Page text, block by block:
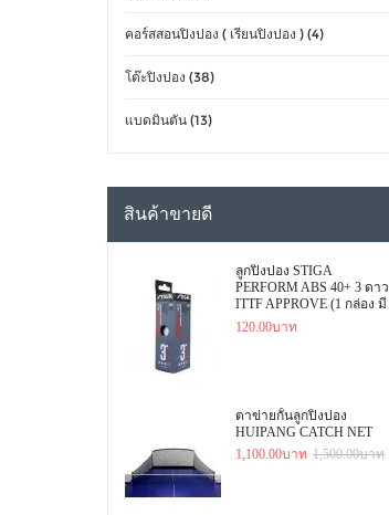
คอร์สสอนปิงปอง ( เรียนปิงปอง ) (4)
โต๊ะปิงปอง (38)
แบดมินตัน (13)
สินค้าขายดี
ลูกปิงปอง STIGA
PERFORM ABS 40+ 3 ดาว
ITTF APPROVE (1 กล่อง มี
3 ลูก)
120.00บาท
ตาข่ายกั้นลูกปิงปอง
HUIPANG CATCH NET
1,100.00บาท 1,500.00บาท